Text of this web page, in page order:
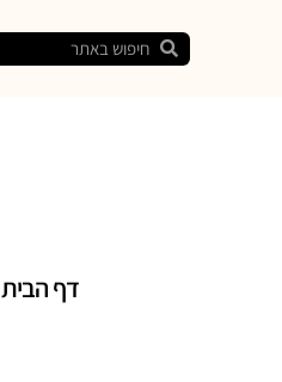
דף הבית